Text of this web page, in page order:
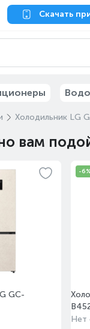
Скачать
Холодильник LG
вам
GC-
-6%
Нет